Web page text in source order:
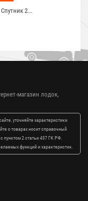
2...
магазин лодок,
уточняйте характеристики
о товарах носит справочный
пунктом 2 статьи 437 ГК РФ.
функций и характеристик.